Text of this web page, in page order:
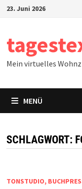
Zum23. Juni 2026
Mein virtuelles
MENÜ
SCHLAGWORT:
TONSTUDIO,